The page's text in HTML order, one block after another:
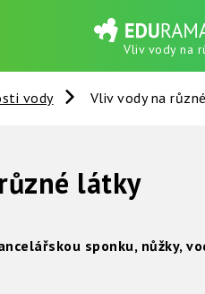
Vliv vody na
vody Vliv vody na
látky
sponku, nůžky,